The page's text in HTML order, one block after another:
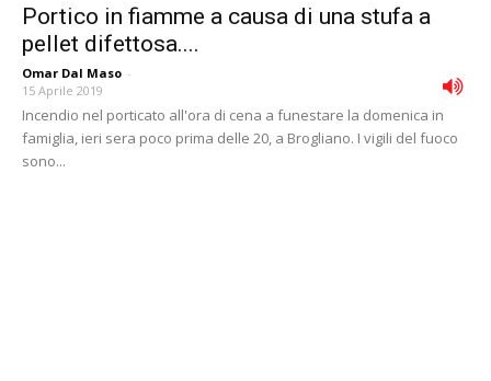
Portico in fiamme a causa di una stufa a
pellet difettosa....
Omar Dal Maso -
15 Aprile 2019
Incendio nel porticato all'ora di cena a funestare la domenica in
famiglia, ieri sera poco prima delle 20, a Brogliano. I vigili del fuoco
sono...